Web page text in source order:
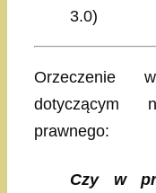
3.0)
Orzeczenie
dotyczącym
prawnego:
Czy w